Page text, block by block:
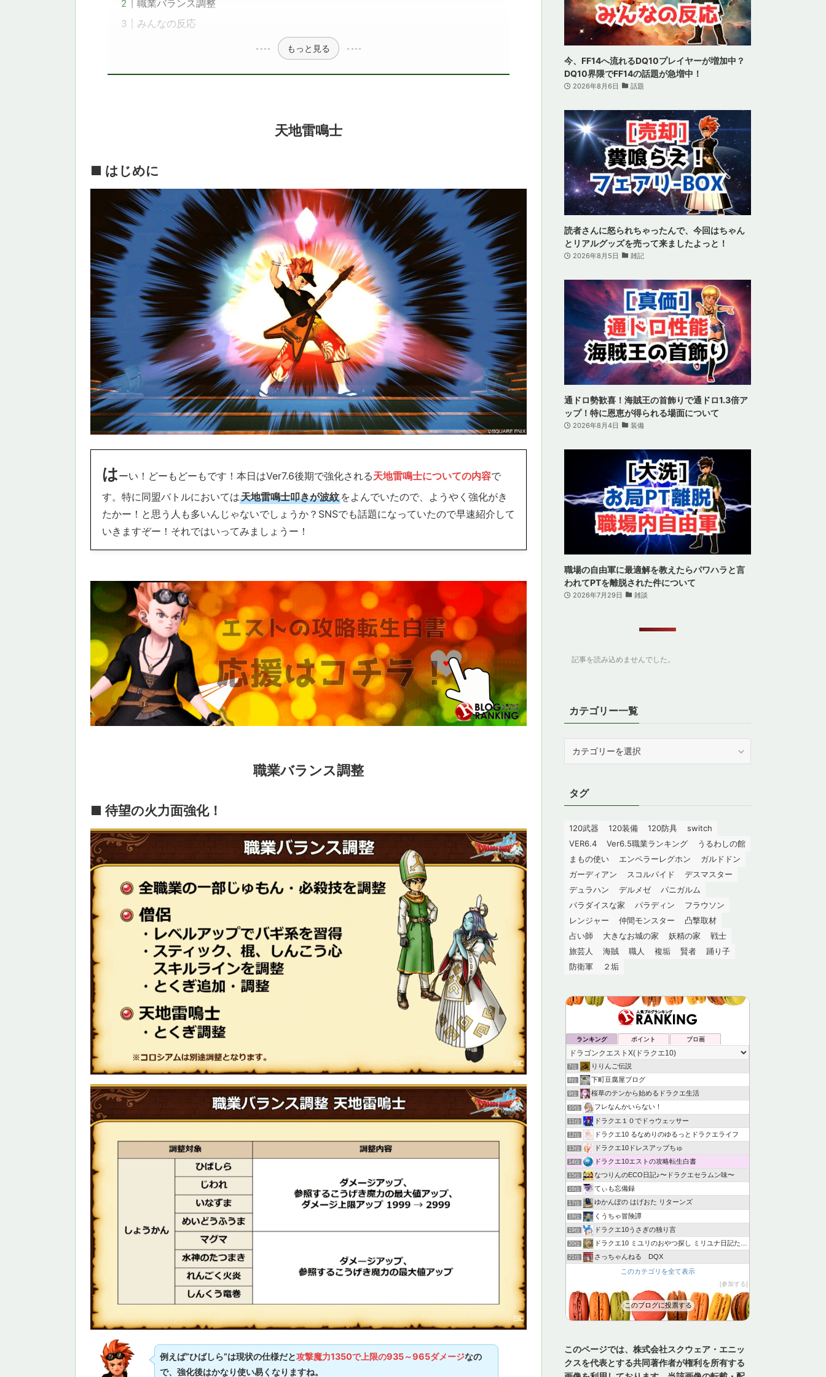
職業バランス調整
みんなの反応
もっと見る
天地雷鳴士
■ はじめに
はーい！どーもどーもです！本日はVer7.6後期で強化される天地雷鳴士についての内容で
す。特に同盟バトルにおいては天地雷鳴士叩きが波紋 をよんでいたので、ようやく強化がき
たかー！と思う人も多いんじゃないでしょうか？SNSでも話題になっていたので早速紹介して
いきますぞー！それではいってみましょうー！
職業バランス調整
■ 待望の火力面強化！
例えば”ひばしら”は現状の仕様だと攻撃魔力1350で上限の935～965ダメージなの
で、強化後はかなり使い易くなりますね。
今、FF14へ流れるDQ10プレイヤーが増加中？
DQ10界隈でFF14の話題が急増中！
2026年8月6日 話題
読者さんに怒られちゃったんで、今回はちゃん
とリアルグッズを売って来ましたよっと！
2026年8月5日 雑記
通ドロ勢歓喜！海賊王の首飾りで通ドロ1.3倍ア
ップ！特に恩恵が得られる場面について
2026年8月4日 装備
職場の自由軍に最適解を教えたらパワハラと言
われてPTを離脱された件について
2026年7月29日 雑談
記事を読み込めませんでした。
カテゴリー一覧
ー
覧
タグ
120武器 120装備 120防具
switch
VER6.4
Ver6.5職業ランキング
うるわしの館
まもの使い
エンペラーレグホン
ガルドドン
ガーディアン
スコルパイド
デスマスター
デュラハン
デルメゼ
パニガルム
パラダイスな家
パラディン
フラウソン
レンジャー
仲間モンスター
凸撃取材
占い師
大きなお城の家 妖精の家
戦士
旅芸人
海賊 職人 複垢 賢者
踊り子
防衛軍
２垢
ランキング ポイント ブロ画
7位 りりんご伝説
8位 下町豆腐屋ブログ
9位 桜草のテンから始めるドラクエ生活
10位 フレなんかいらない！
11位 ドラクエ１０でドゥウェッサー
12位 ドラクエ10 るなめりのゆるっとドラクエライフ
13位 ドラクエ10ドレスアップちゅ
14位 ドラクエ10エストの攻略転生白書
15位 なつりんのECO日記♪〜ドラクエセラムン味〜
16位 てぃも忘備録
17位 ゆかんぽの はげおた リターンズ
18位 くうちゃ冒険譚
19位 ドラクエ10うさぎの独り言
20位 ドラクエ10 ミユリのおやつ探し ミリユナ日記たまにリオ
21位 さっちゃんねる DQX
このカテゴリを全て表示
参加する
このブログに投票する
このページでは、株式会社スクウェア・エニッ
クスを代表とする共同著作者が権利を所有する